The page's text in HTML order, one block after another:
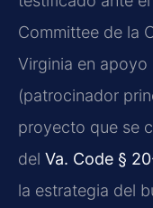
Committee de la
Virginia en apoyo
(patrocinador
proyecto que se
del Va. Code §
la estrategia del